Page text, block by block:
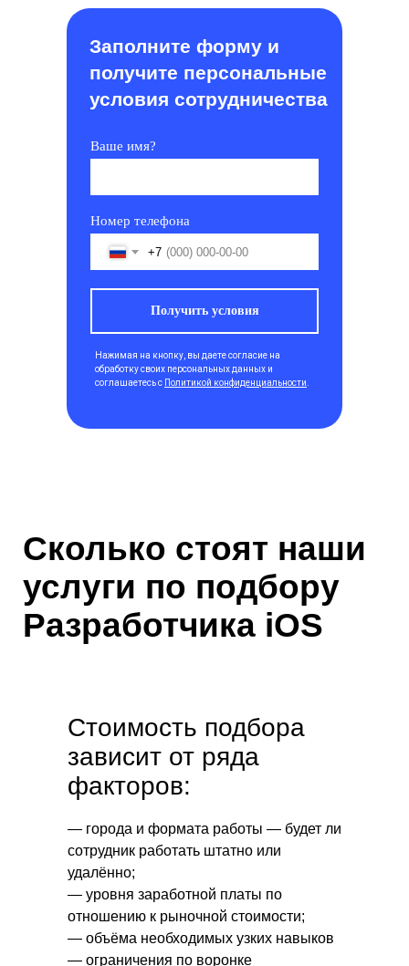
Заполните форму и
получите персональные
условия сотрудничества
Ваше имя?
Номер телефона
+7
Получить условия
Нажимая на кнопку, вы даете согласие на
обработку своих персональных данных и
соглашаетесь с Политикой конфиденциальности.
Сколько стоят наши
услуги по подбору
Разработчика iOS
Стоимость подбора
зависит от ряда
факторов:
— города и формата работы — будет ли
сотрудник работать штатно или
удалённо;
— уровня заработной платы по
отношению к рыночной стоимости;
— объёма необходимых узких навыков
— ограничения по воронке